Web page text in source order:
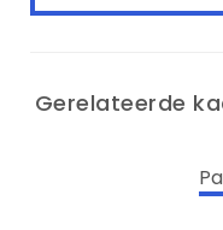
Gerelateerde